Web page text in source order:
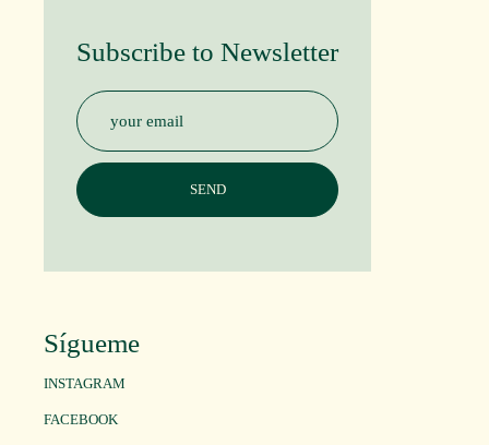
Subscribe to Newsletter
Sígueme
INSTAGRAM
FACEBOOK